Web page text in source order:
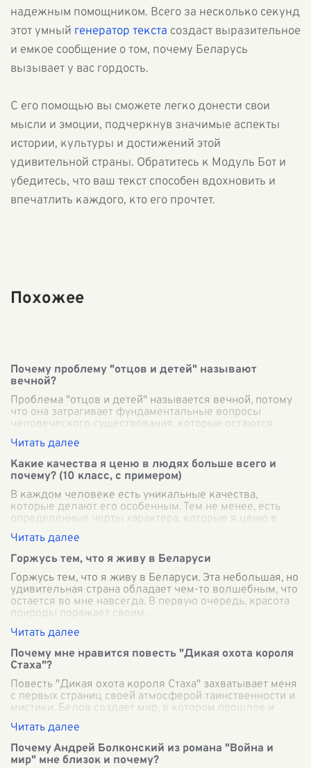
надежным помощником. Всего за несколько секунд
этот умный генератор текста создаст выразительное
и емкое сообщение о том, почему Беларусь
вызывает у вас гордость.
С его помощью вы сможете легко донести свои
мысли и эмоции, подчеркнув значимые аспекты
истории, культуры и достижений этой
удивительной страны. Обратитесь к Модуль Бот и
убедитесь, что ваш текст способен вдохновить и
впечатлить каждого, кто его прочтет.
Похожее
Почему проблему "отцов и детей" называют
вечной?
Проблема "отцов и детей" называется вечной, потому
что она затрагивает фундаментальные вопросы
человеческого существования, которые остаются
актуальными на протяжении веков. Эти во
Какие качества я ценю в людях больше всего и
почему? (10 класс, с примером)
В каждом человеке есть уникальные качества,
которые делают его особенным. Тем не менее, есть
определенные черты характера, которые я ценю в
людях больше всего. Одна из таких черт —
Горжусь тем, что я живу в Беларуси
Горжусь тем, что я живу в Беларуси. Эта небольшая, но
удивительная страна обладает чем-то волшебным, что
остается во мне навсегда. В первую очередь, красота
природы поражает своим
Почему мне нравится повесть "Дикая охота короля
Стаха"?
Повесть "Дикая охота короля Стаха" захватывает меня
с первых страниц своей атмосферой таинственности и
мистики. Белов создает мир, в котором прошлое и
настоящее переплетаются столь
Почему Андрей Болконский из романа "Война и
мир" мне близок и почему?